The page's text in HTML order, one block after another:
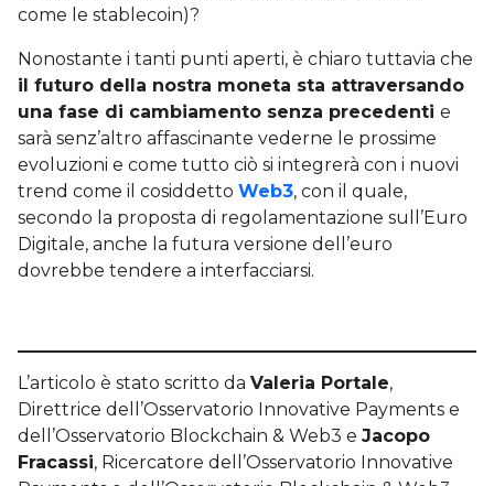
come le stablecoin)?
Nonostante i tanti punti aperti, è chiaro tuttavia che
il futuro della nostra moneta sta attraversando
una fase di cambiamento senza precedenti e
sarà senz’altro affascinante vederne le prossime
evoluzioni e come tutto ciò si integrerà con i nuovi
trend come il cosiddetto Web3, con il quale,
secondo la proposta di regolamentazione sull’Euro
Digitale, anche la futura versione dell’euro
dovrebbe tendere a interfacciarsi.
L’articolo è stato scritto da Valeria Portale,
Direttrice dell’Osservatorio Innovative Payments e
dell’Osservatorio Blockchain & Web3 e Jacopo
Fracassi, Ricercatore dell’Osservatorio Innovative